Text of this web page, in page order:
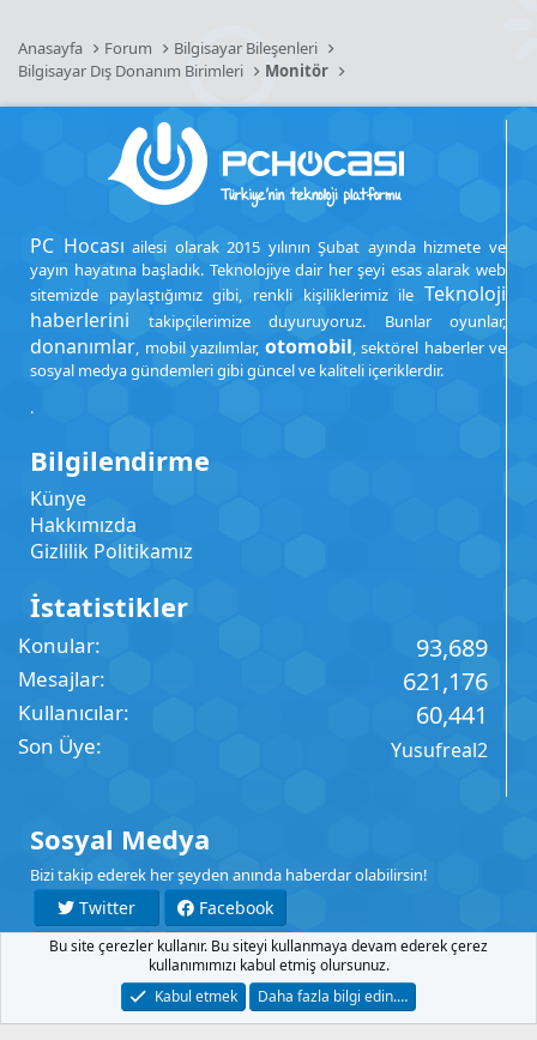
Anasayfa Forum
Bilgisayar Bileşenleri
Bilgisayar Dış Donanım Birimleri
Monitör
PC Hocası ailesi olarak 2015 yılının Şubat ayında hizmete ve
yayın hayatına başladık. Teknolojiye dair her şeyi esas alarak web
sitemizde paylaştığımız gibi, renkli kişiliklerimiz ile Teknoloji
haberlerini takipçilerimize duyuruyoruz. Bunlar oyunlar,
donanımlar, mobil yazılımlar, otomobil, sektörel haberler ve
sosyal medya gündemleri gibi güncel ve kaliteli içeriklerdir.
.
Bilgilendirme
Künye
Hakkımızda
Gizlilik Politikamız
İstatistikler
Konular 93,689
Mesajlar 621,176
Kullanıcılar 60,441
Son Üye Yusufreal2
Sosyal Medya
Bizi takip ederek her şeyden anında haberdar olabilirsin!
Twitter
Facebook
YouTube
Instagram
Şartlar Gizlilik Yardım Anasayfa
R
Bu site çerezler kullanır. Bu siteyi kullanmaya devam ederek çerez
kullanımımızı kabul etmiş olursunuz.
Kabul etmek
Daha fazla bilgi edin.…